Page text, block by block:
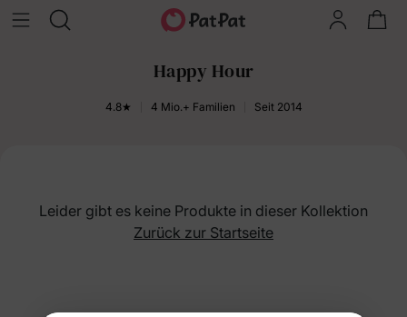
Happy Hour
4.8★ 4 Mio.+ Familien Seit 2014
Leider gibt es keine Produkte in dieser Kollektion
Zurück zur Startseite